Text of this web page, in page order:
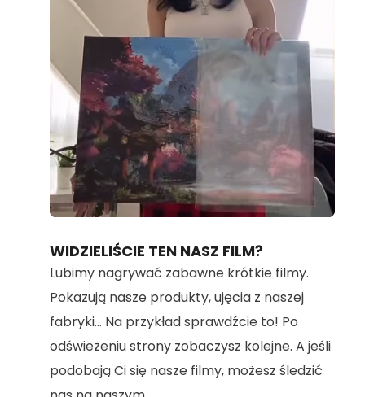
Unmute Loaded:
100.00%
WIDZIELIŚCIE TEN NASZ FILM?
Lubimy nagrywać zabawne krótkie filmy.
Pokazują nasze produkty, ujęcia z naszej
fabryki... Na przykład sprawdźcie to! Po
odświeżeniu strony zobaczysz kolejne. A jeśli
podobają Ci się nasze filmy, możesz śledzić